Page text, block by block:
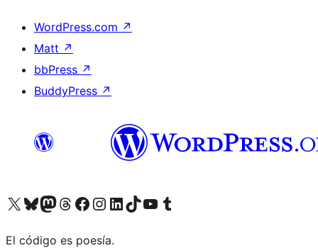
WordPress.com ↗
Matt ↗
bbPress ↗
BuddyPress ↗
Visita nuestra cuenta de X (anteriormente Twitter)
Visita nuestra cuenta de Bluesky
Visita nuestra cuenta de Mastodon
Visita nuestra cuenta de Threads
Visita nuestra página de Facebook
Visita nuestra cuenta de Instagram
Visita nuestra cuenta de LinkedIn
Visita nuestra cuenta de TikTok
Visita nuestro canal de YouTube
Visita nuestra cuenta de Tumblr
El código es poesía.